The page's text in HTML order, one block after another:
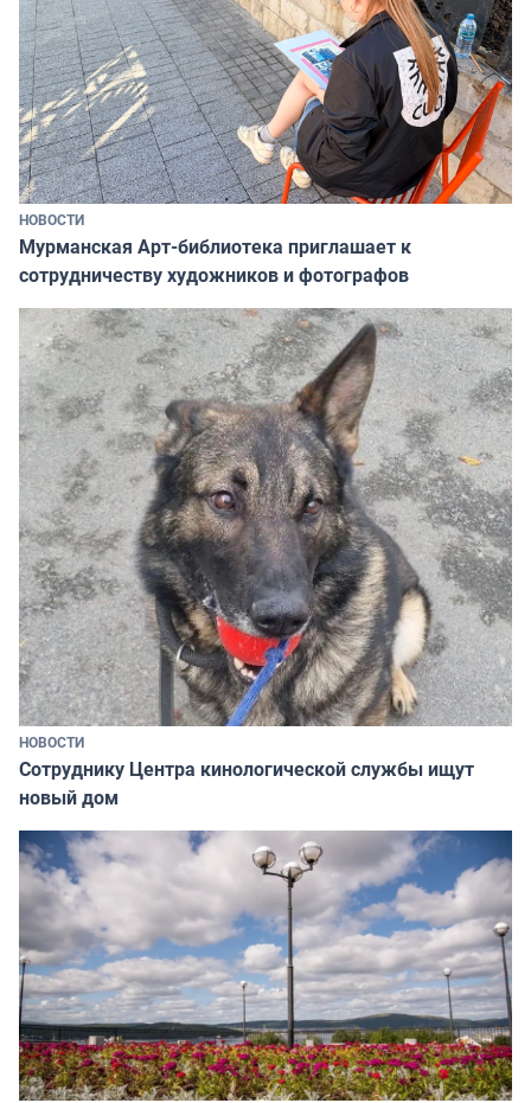
НОВОСТИ
Мурманская Арт-библиотека приглашает к
сотрудничеству художников и фотографов
НОВОСТИ
Сотруднику Центра кинологической службы ищут
новый дом